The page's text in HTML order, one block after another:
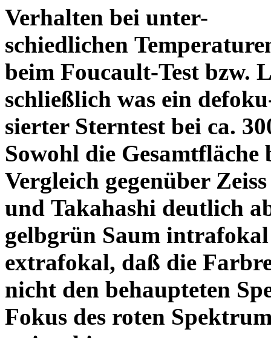
Verhalten bei unter-
schiedlichen
beim Foucault-Test bzw.
schließlich was ein
sierter Sterntest bei ca.
Sowohl die
Vergleich gegenüber Zeiss
und Takahashi deutlich
gelbgrün Saum
extrafokal, daß die
nicht den behaupteten
Fokus des roten